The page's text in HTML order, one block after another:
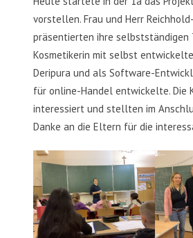
vorstellen. Frau und Herr
präsentierten ihre selbstständigen
Kosmetikerin mit selbst
Deripura und als Software-
für online-Handel entwickelte. Die
interessiert und stellten im
Danke an die Eltern für die